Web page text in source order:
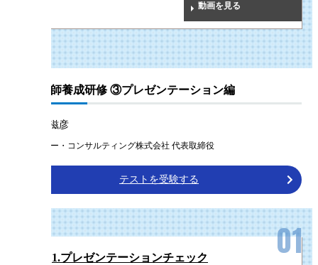
動画を見る
社内講師養成研修 ③プレゼンテーション編
潮田 、滋彦
トゥ・ビー・コンサルティング株式会社 代表取締役
テストを受験する
1.プレゼンテーションチェック